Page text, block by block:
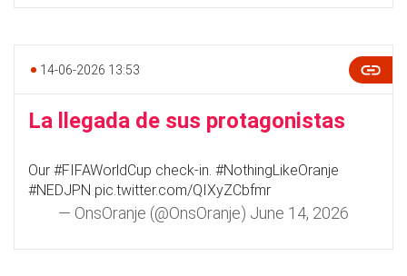
14-06-2026 13:53
La llegada de sus protagonistas
Our #FIFAWorldCup check-in. #NothingLikeOranje
#NEDJPN pic.twitter.com/QIXyZCbfmr
— OnsOranje (@OnsOranje) June 14, 2026